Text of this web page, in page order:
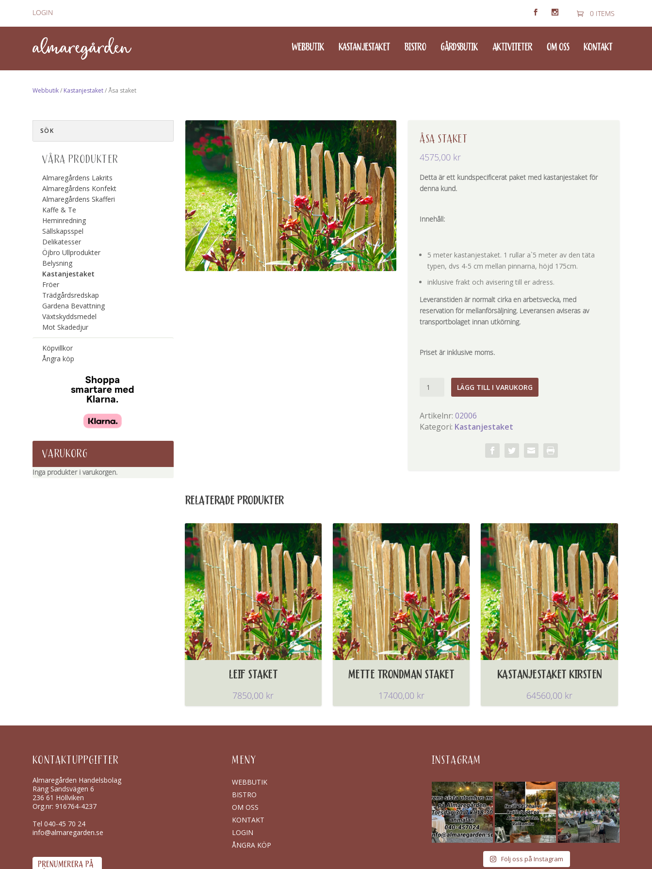
LOGIN 0 ITEMS
WEBBUTIK KASTANJESTAKET BISTRO GÅRDSBUTIK AKTIVITETER OM OSS KONTAKT
Webbutik/ Kastanjestaket/ Åsa staket
ÅSA STAKET
4575,00 kr
Detta är ett kundspecificerat paket med kastanjestaket för
denna kund.
Innehåll:
5 meter kastanjestaket. 1 rullar a`5 meter av den täta
typen, dvs 4-5 cm mellan pinnarna, höjd 175cm.
inklusive frakt och avisering till er adress.
Leveranstiden är normalt cirka en arbetsvecka, med
reservation för mellanförsäljning. Leveransen aviseras av
transportbolaget innan utkörning.
Priset är inklusive moms.
LÄGG TILL I VARUKORG
Artikelnr:02006
Kategori: Kastanjestaket
RELATERADE PRODUKTER
LEIF STAKET
7850,00 kr
METTE TRONDMAN STAKET
17400,00 kr
KASTANJESTAKET KIRSTEN
64560,00 kr
VÅRA PRODUKTER
Almaregårdens Lakrits
Almaregårdens Konfekt
Almaregårdens Skafferi
Kaffe & Te
Heminredning
Sällskapsspel
Delikatesser
Öjbro Ullprodukter
Belysning
Kastanjestaket
Fröer
Trädgårdsredskap
Gardena Bevattning
Växtskyddsmedel
Mot Skadedjur
Köpvillkor
Ångra köp
VARUKORG
Inga produkter i varukorgen.
KONTAKTUPPGIFTER
Almaregården Handelsbolag
Räng Sandsvägen 6
236 61 Höllviken
Org.nr: 916764-4237
Tel040-45 70 24
info@almaregarden.se
MENY
WEBBUTIK
BISTRO
OM OSS
KONTAKT
LOGIN
ÅNGRA KÖP
INSTAGRAM
Följ oss på Instagram